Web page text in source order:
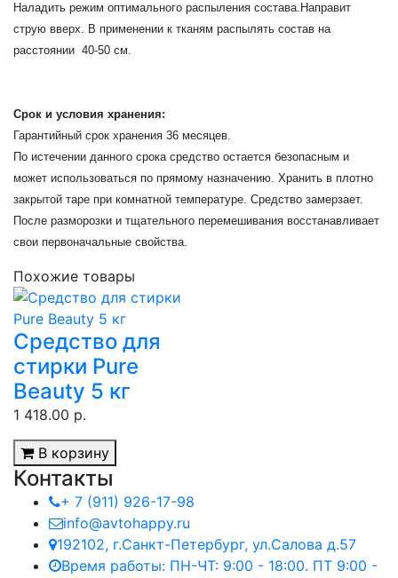
Наладить режим оптимального распыления состава.Направит
струю вверх. В применении к тканям распылять состав на
расстоянии 40-50 см.
Срок и условия хранения:
Гарантийный срок хранения 36 месяцев.
По истечении данного срока средство остается безопасным и
может использоваться по прямому назначению. Хранить в плотно
закрытой таре при комнатной температуре. Средство замерзает.
После разморозки и тщательного перемешивания восстанавливает
свои первоначальные свойства.
Похожие товары
Cредство для
стирки Pure
Beauty 5 кг
1 418.00 р.
В корзину
Контакты
+ 7 (911) 926-17-98
info@avtohappy.ru
192102, г.Санкт-Петербург, ул.Салова д.57
Время работы: ПН-ЧТ: 9:00 - 18:00. ПТ 9:00 -